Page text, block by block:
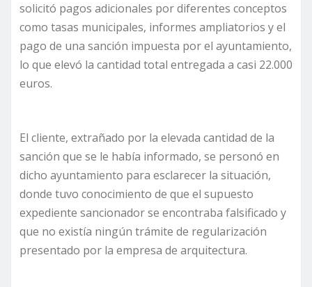
solicitó pagos adicionales por diferentes conceptos
como tasas municipales, informes ampliatorios y el
pago de una sanción impuesta por el ayuntamiento,
lo que elevó la cantidad total entregada a casi 22.000
euros.
El cliente, extrañado por la elevada cantidad de la
sanción que se le había informado, se personó en
dicho ayuntamiento para esclarecer la situación,
donde tuvo conocimiento de que el supuesto
expediente sancionador se encontraba falsificado y
que no existía ningún trámite de regularización
presentado por la empresa de arquitectura.